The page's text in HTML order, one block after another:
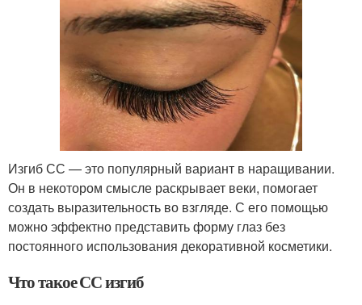
Изгиб СС — это популярный вариант в наращивании.
Он в некотором смысле раскрывает веки, помогает
создать выразительность во взгляде. С его помощью
можно эффектно представить форму глаз без
постоянного использования декоративной косметики.
Что такое СС изгиб